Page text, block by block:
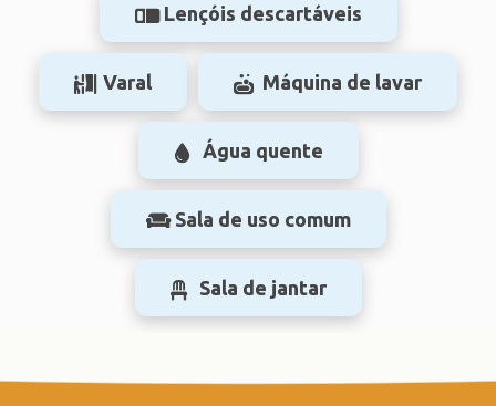
Lençóis descartáveis
Varal Máquina de lavar
Água quente
Sala de uso comum
Sala de jantar